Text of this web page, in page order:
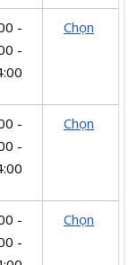
-
-
Chọn
-
-
Chọn
-
-
Chọn